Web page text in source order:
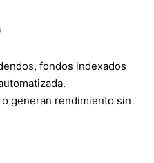
fondos indexados
generan rendimiento sin